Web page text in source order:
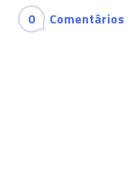
0 Comentários